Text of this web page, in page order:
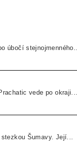
úbočí stejnojmenného...
vede po okraji...
Šumavy. Její...